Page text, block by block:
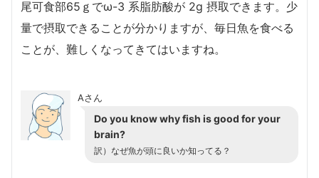
尾可食部65ｇでω-3 系脂肪酸が 2g 摂取できます。少
量で摂取できることが分かりますが、毎日魚を食べる
ことが、難しくなってきてはいますね。
Aさん
Do you know why fish is good for your
brain?
訳）なぜ魚が頭に良いか知ってる？